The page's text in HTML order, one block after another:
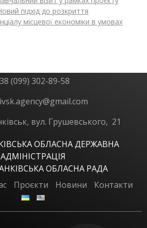
підхід до розкриття
місцевої економіки в умовах
(099) 302-89-58
вул. Грушевського, 21
ОБЛАСНА ДЕРЖАВНА
АДМІНІСТРАЦІЯ
ОБЛАСНА РАДА
Проєкти Новини Контакти